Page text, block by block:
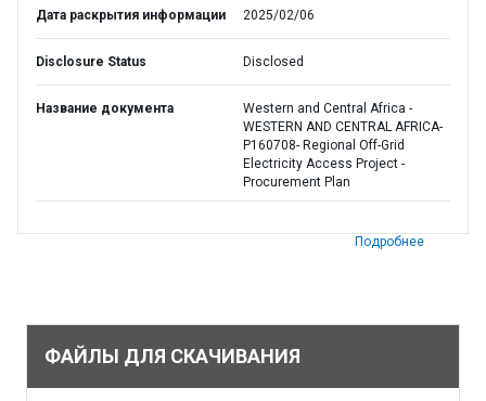
Дата раскрытия информации 2025/02/06
Disclosure Status Disclosed
Название документа
Western and Central Africa -
WESTERN AND CENTRAL AFRICA-
P160708- Regional Off-Grid
Electricity Access Project -
Procurement Plan
Подробнее
ФАЙЛЫ ДЛЯ СКАЧИВАНИЯ